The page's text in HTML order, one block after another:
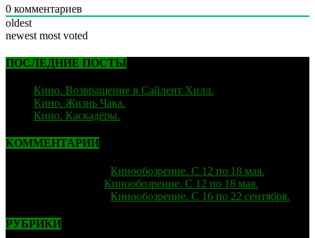
0 комментариев
oldest
newest most voted
ПОСЛЕДНИЕ ПОСТЫ
Кино. Возвращение в Сайлент Хилл.
Кино. Жизнь Чака.
Кино. Каскадёры.
КОММЕНТАРИИ
Кинообозрение. С 12 по 18 мая.
Кинообозрение. С 12 по 18 мая.
Кинообозрение. С 16 по 22 сентября.
РУБРИКИ